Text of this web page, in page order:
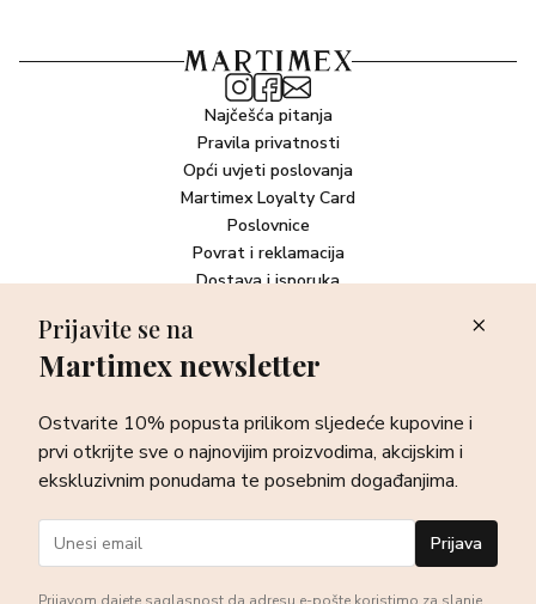
Najčešća pitanja
Pravila privatnosti
Opći uvjeti poslovanja
Martimex Loyalty Card
Poslovnice
Povrat i reklamacija
Dostava i isporuka
Newsletter
sve o najnovijim proizvodima, akcijskim i ekskluzivnim
ponudama te posebnim događanjima.
Prijava
Prijavite se na
Martimex newsletter
Ostvarite 10% popusta prilikom sljedeće kupovine i
prvi otkrijte sve o najnovijim proizvodima, akcijskim i
ekskluzivnim ponudama te posebnim događanjima.
Prijava